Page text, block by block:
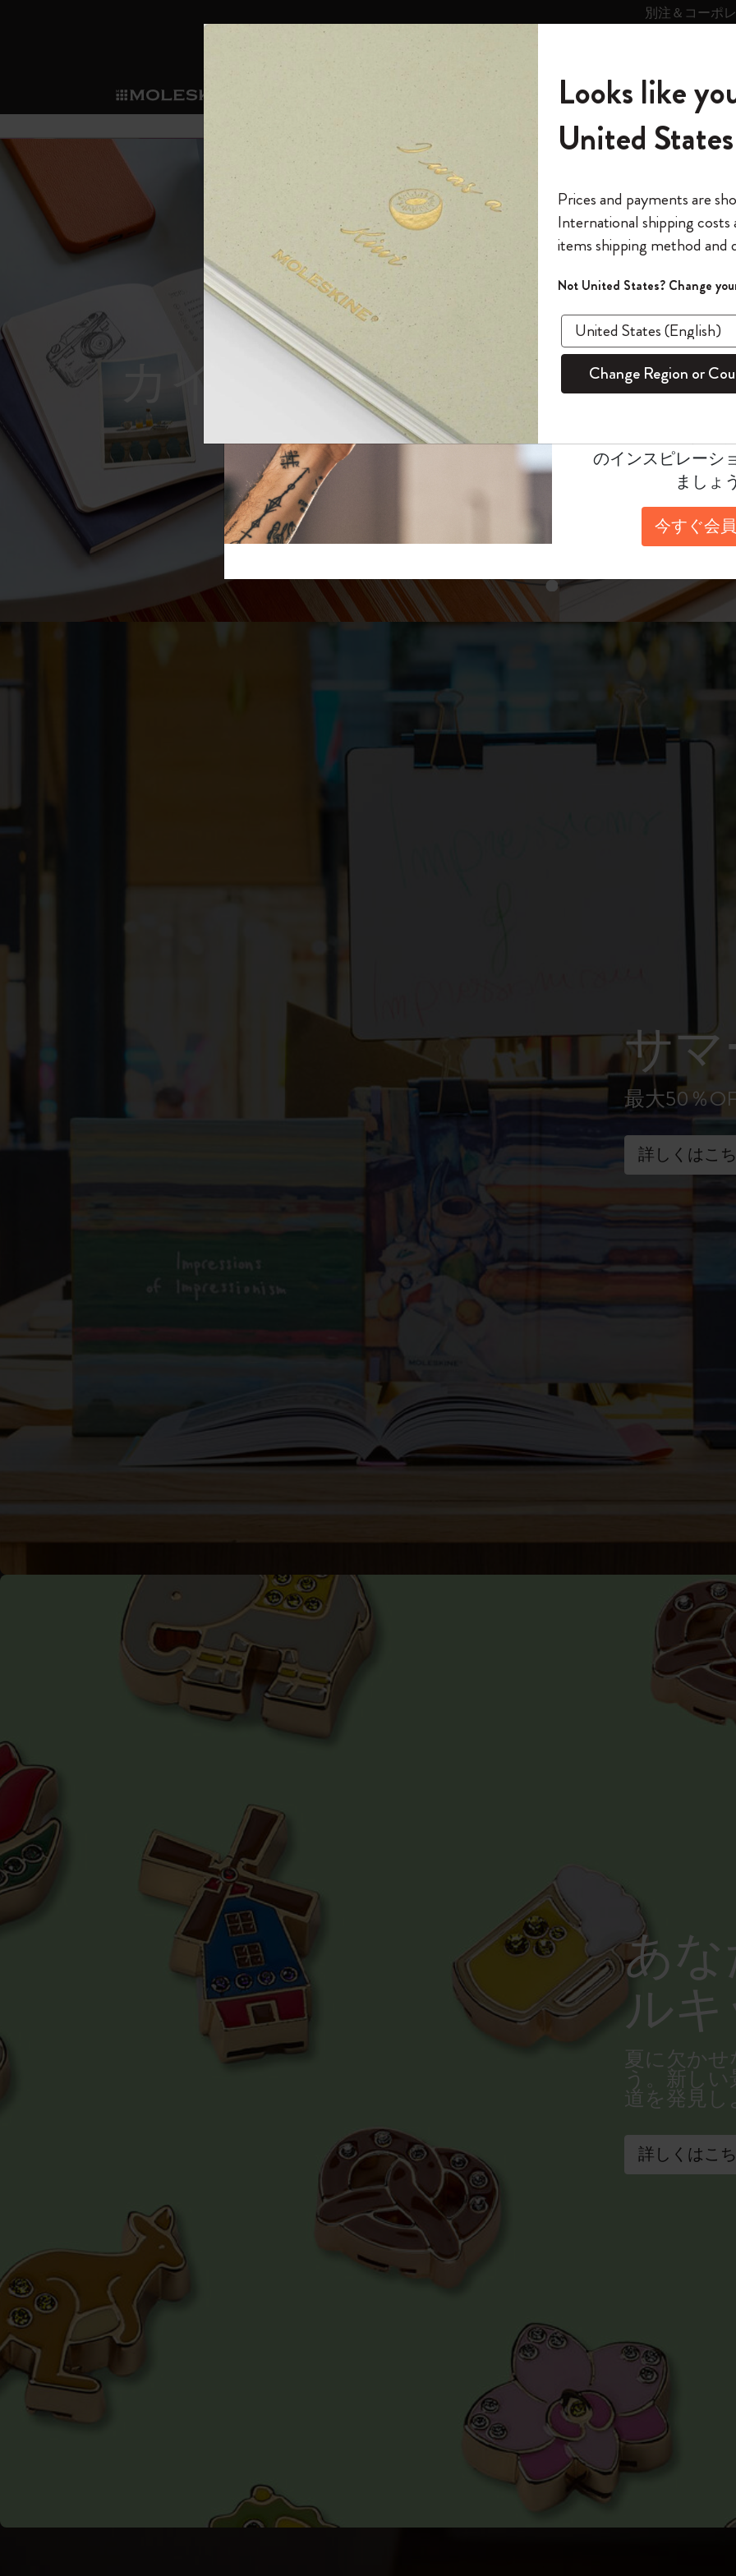
別注＆コーポ
ショ
新商品
ノートブック
ノートブック
The Original Notebook
ミニノートブックチャーム
カイエ ＆ ジャーナル
セット
パッションジャーナル
スチューデントカイエジャーナル
サブカテゴリ
ダイアリー
パーソナル・ダイアリー
12カ月ダイアリー
15ヶ月プランナー
ウィークリープランナー
デイリープランナー
マンスリープランナー
ライフプランナー・コレクション
アカデミック・プランナー
モレスキンスマート
サブカテゴリ
すべて見る
スマートライティング・システム
モレスキンスマートスマートとは
アプリ・サービス
ライティングツール
サブカテゴリ
モレスキンスマート
Blackwing x モレスキン
Kaweco x モレスキン
ペン & ペンシル
限定版ノートブック
Reframe サングラス
ムーミン コレクション
キム・ジョンギコレクション
「Alice's Adventures in Wonderland」コレ
『ロード・オブ・ザ・リング』コレク
カラーパターン ノートブック
サクラコレクション
馬年コレクション
ISSEY MIYAKE | モレスキン のコレク
ション
ナサにインスパイアされたコレクショ
ン
ピーナッツ限定コレクション
Mardi Mercredi × モレスキン
ハリー・ポッターの呪文コレクション
キム・ジョンギコレクション
Impressions of Impressionism コレクショ
ン
カサ・バトリョ 限定版コレクション
ゴッホ美術館
バッグ
サブカテゴリ
すべて見る
バックパック
限定版バックパック
Shopper paper – made Collection
ギフト
サブカテゴリ
アートを愛する方への贈り物
プロフェッショナルへの贈り物
ミニマリストへの贈り物
マキシマリストへの贈り物
健康を愛する方への贈り物です
趣味を愛する方へのギフト
ピン
サブカテゴリ
カントリー・テーマ・ピンズ・コレク
ション
サブカテゴリ
プライドをいつも胸に
Mardi Mercredi × モレスキン
すべて見る
スマートライティング・シス
サブカテゴリ
スマートライティング・システム
スマートノートブック
スマートダイアリー
モレスキンスマートスマート
アプリ・サービス
サブカテゴリ
Notes
モレスキン Journal
モレスキン Planner
パーソナライズサ
ービス
サブカテゴリ
カスタムダイアリー
カスタムノートブック
和紙テープ
ミニノートブックチャーム
別注＆コーポレートギフト
リー
の世界
サブカテゴリ
モレスキンメンバーシップ
我々の歴史
モレスキンのマニフェスト
ペンと紙の力
持続可能な創造性
今すぐメンバー登録
ウェルカムオファー: 次回のご購入時に10% オフと送料無料
通常特典: パーソナライズの2冊ご購入で1冊無料
バースデー特典: 1回限りの割引（1ヶ月有効）
先行プレビュー: 新作コレクションへの先行アクセス
伝説的なお得情報: 会員限定の特別サプライズ
セールへの早期アクセス: お得な情報をいち早くチェック
モレスキン限定イベント: 優先アクセス
返品期間の延長: 1ヶ月間
モレスキンの世界
*メールアドレス
*パスワード
このデバイスで情
ログイン
6,500円以上のご購入で送料無料
あるページから始まる物語
Reframe Sunglasses（リフレー
あなたにぴったりの一本を選ぼう
ス
スライド表示2
スライド表示3
スライド表示4
スライド表示5
サ
最大50％
詳しくはこ
あ
ル
夏に欠か
う。新し
道を発見し
詳しくはこ
モレスキンの世
今すぐ会員登録
「WELCOME10」
回注文が10%オフ
ます。セール・ア
適用
のインスピレーシ
ましょ
今すぐ会
Looks like
United States
Prices and payments are
International shipping costs
items shipping method and
Not United States? Change
Change Region or